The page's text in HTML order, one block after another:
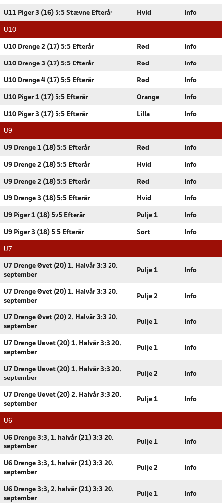
U11 Piger 3 (16) 5:5 Stævne Efterår Hvid Info
U10
U10 Drenge 2 (17) 5:5 Efterår Rød Info
U10 Drenge 3 (17) 5:5 Efterår Rød Info
U10 Drenge 4 (17) 5:5 Efterår Rød Info
U10 Piger 1 (17) 5:5 Efterår Orange Info
U10 Piger 3 (17) 5:5 Efterår Lilla Info
U9
U9 Drenge 1 (18) 5:5 Efterår Rød Info
U9 Drenge 2 (18) 5:5 Efterår Hvid Info
U9 Drenge 2 (18) 5:5 Efterår Rød Info
U9 Drenge 3 (18) 5:5 Efterår Hvid Info
U9 Piger 1 (18) 5v5 Efterår Pulje 1 Info
U9 Piger 3 (18) 5:5 Efterår Sort Info
U7
U7 Drenge Øvet (20) 1. Halvår 3:3 20.
september
Pulje 1 Info
U7 Drenge Øvet (20) 1. Halvår 3:3 20.
september
Pulje 2 Info
U7 Drenge Øvet (20) 2. Halvår 3:3 20.
september
Pulje 1 Info
U7 Drenge Uøvet (20) 1. Halvår 3:3 20.
september
Pulje 1 Info
U7 Drenge Uøvet (20) 1. Halvår 3:3 20.
september
Pulje 2 Info
U7 Drenge Uøvet (20) 2. Halvår 3:3 20.
september
Pulje 1 Info
U6
U6 Drenge 3:3, 1. halvår (21) 3:3 20.
september
Pulje 1 Info
U6 Drenge 3:3, 1. halvår (21) 3:3 20.
september
Pulje 2 Info
U6 Drenge 3:3, 2. halvår (21) 3:3 20.
september
Pulje 1 Info